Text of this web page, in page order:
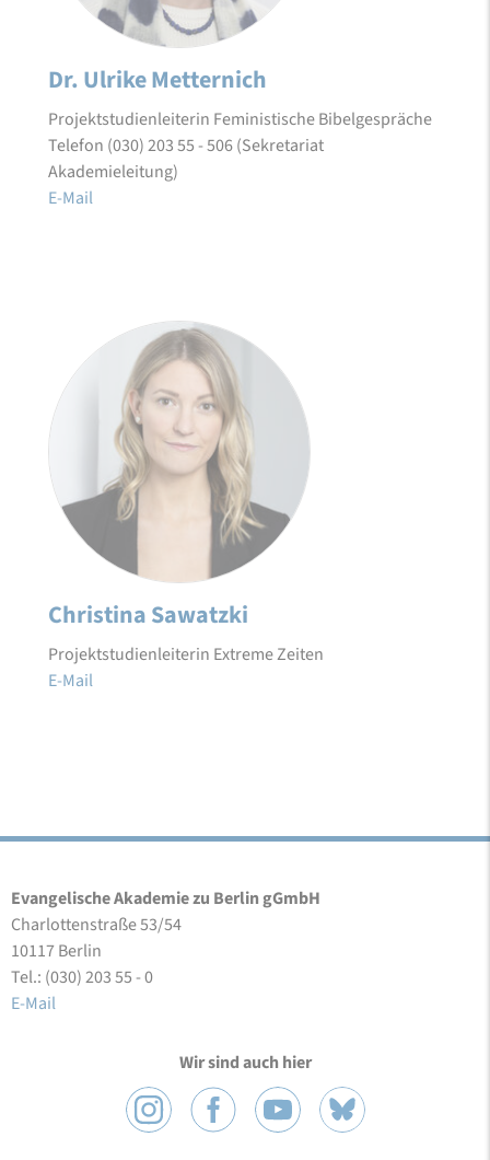
Dr. Ulrike Metternich
Projektstudienleiterin Feministische Bibelgespräche
Telefon (030) 203 55 - 506 (Sekretariat
Akademieleitung)
E-Mail
Christina Sawatzki
Projektstudienleiterin Extreme Zeiten
E-Mail
Evangelische Akademie zu Berlin gGmbH
Charlottenstraße 53/54
10117 Berlin
Tel.: (030) 203 55 - 0
E-Mail
Wir sind auch hier